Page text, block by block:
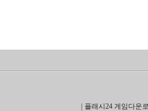
|플래시24 게임다운